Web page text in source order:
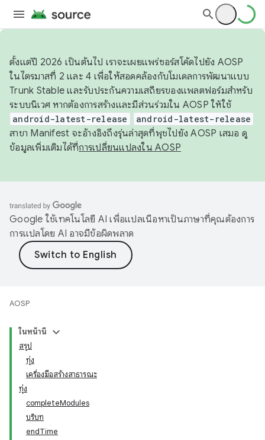
ตั้งแต่ปี 2026 เป็นต้นไป เราจะเผยแพร่ซอร์สโค้ดไปยัง AOSP
ในไตรมาสที่ 2 และ 4 เพื่อให้สอดคล้องกับโมเดลการพัฒนาแบบ
Trunk Stable และรับประกันความเสถียรของแพลตฟอร์มสำหรับ
ระบบนิเวศ หากต้องการสร้างและมีส่วนร่วมใน AOSP ให้ใช้
android-latest-release android-latest-release
สาขา Manifest จะอ้างอิงถึงรุ่นล่าสุดที่พุชไปยัง AOSP เสมอ ดู
ข้อมูลเพิ่มเติมได้ที่การเปลี่ยนแปลงใน AOSP
Google ใช้เทคโนโลยี AI เพื่อแปลเนื้อหาเป็นภาษาที่คุณต้องการ
การแปลโดย AI อาจมีข้อผิดพลาด
AOSP
ในหน้านี้
สรุป
ทุ่ง
เครื่องมือสร้างสาธารณะ
ทุ่ง
completeModules
บริบท
endTime